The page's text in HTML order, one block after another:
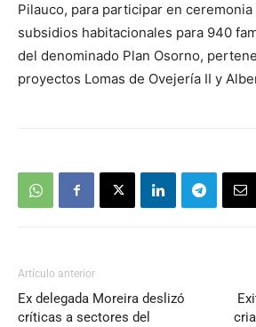
Pilauco, para participar en
subsidios habitacionales para 940
del denominado Plan Osorno,
proyectos Lomas de Ovejería II y
Artículo anterior
Ex delegada Moreira deslizó
críticas a sectores del